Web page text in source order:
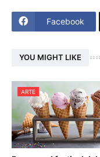
Facebook
YOU MIGHT LIKE
ARTE